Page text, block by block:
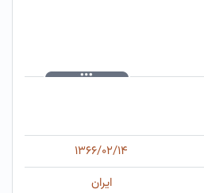
۱۳۶۶/۰۲/۱۴
ایران